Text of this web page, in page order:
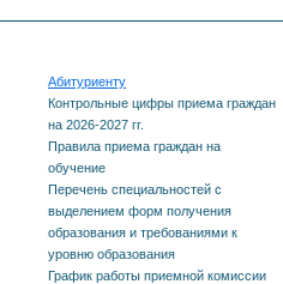
Абитуриенту
Контрольные цифры приема граждан
на 2026-2027 гг.
Правила приема граждан на
обучение
Перечень специальностей с
выделением форм получения
образования и требованиями к
уровню образования
График работы приемной комиссии